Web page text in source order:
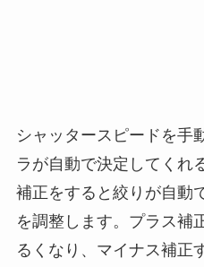
シャッタースピードを手
ラが自動で決定してくれ
補正をすると絞りが自動
を調整します。プラス補
るくなり、マイナス補正